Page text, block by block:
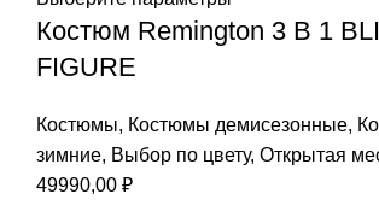
Костюм Remington 3 В 1
FIGURE
Костюмы, Костюмы демисезонные,
зимние, Выбор по цвету, Открытая
49990,00 ₽